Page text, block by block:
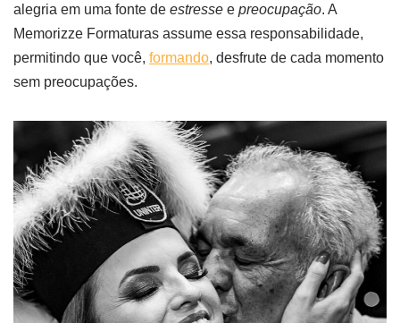
alegria em uma fonte de estresse e preocupação. A
Memorizze Formaturas assume essa responsabilidade,
permitindo que você, formando, desfrute de cada momento
sem preocupações.